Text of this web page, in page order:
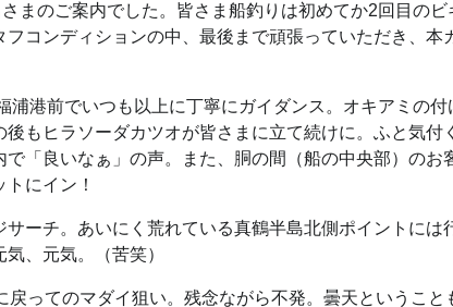
まのご案内でした。皆さま船釣りは初めてか2回目の
コンディションの中、最後まで頑張っていただき、
港前でいつも以上に丁寧にガイダンス。オキアミの
もヒラソーダカツオが皆さまに立て続けに。ふと気
「良いなぁ」の声。また、胴の間（船の中央部）の
にイン！
ーチ。あいにく荒れている真鶴半島北側ポイントに
、元気。（苦笑）
ってのマダイ狙い。残念ながら不発。曇天というこ